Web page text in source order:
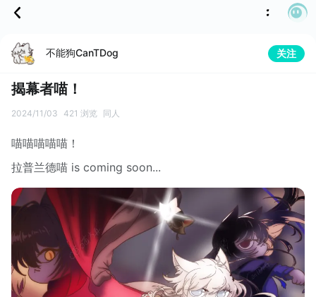
不能狗CanTDog 关注
揭幕者喵！
2024/11/03 421 浏览 同人
喵喵喵喵喵！
拉普兰德喵 is coming soon...